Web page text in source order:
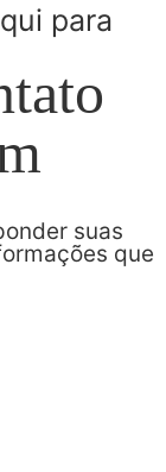
para
suas
que